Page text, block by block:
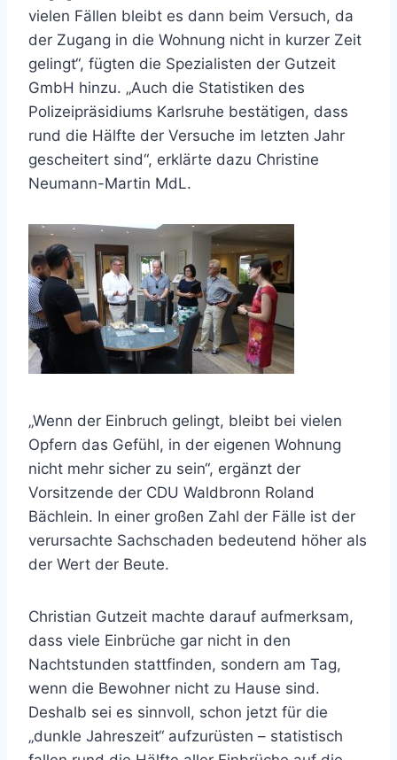
vielen Fällen bleibt es dann beim Versuch, da
der Zugang in die Wohnung nicht in kurzer Zeit
gelingt“, fügten die Spezialisten der Gutzeit
GmbH hinzu. „Auch die Statistiken des
Polizeipräsidiums Karlsruhe bestätigen, dass
rund die Hälfte der Versuche im letzten Jahr
gescheitert sind“, erklärte dazu Christine
Neumann-Martin MdL.
„Wenn der Einbruch gelingt, bleibt bei vielen
Opfern das Gefühl, in der eigenen Wohnung
nicht mehr sicher zu sein“, ergänzt der
Vorsitzende der CDU Waldbronn Roland
Bächlein. In einer großen Zahl der Fälle ist der
verursachte Sachschaden bedeutend höher als
der Wert der Beute.
Christian Gutzeit machte darauf aufmerksam,
dass viele Einbrüche gar nicht in den
Nachtstunden stattfinden, sondern am Tag,
wenn die Bewohner nicht zu Hause sind.
Deshalb sei es sinnvoll, schon jetzt für die
„dunkle Jahreszeit“ aufzurüsten – statistisch